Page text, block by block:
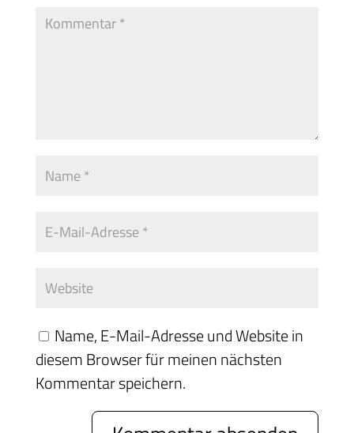
Name, E-Mail-Adresse und Website in
diesem Browser für meinen nächsten
Kommentar speichern.